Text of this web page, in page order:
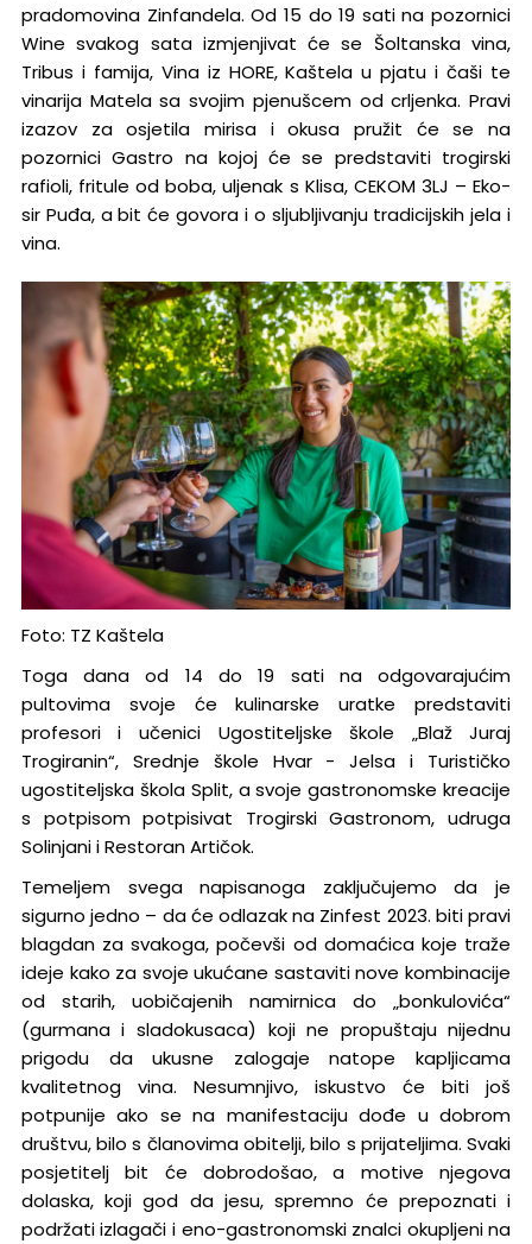
pradomovina Zinfandela. Od 15 do 19 sati na pozornici
Wine svakog sata izmjenjivat će se Šoltanska vina,
Tribus i famija, Vina iz HORE, Kaštela u pjatu i čaši te
vinarija Matela sa svojim pjenušcem od crljenka. Pravi
izazov za osjetila mirisa i okusa pružit će se na
pozornici Gastro na kojoj će se predstaviti trogirski
rafioli, fritule od boba, uljenak s Klisa, CEKOM 3LJ – Eko-
sir Puđa, a bit će govora i o sljubljivanju tradicijskih jela i
vina.
Foto: TZ Kaštela
Toga dana od 14 do 19 sati na odgovarajućim
pultovima svoje će kulinarske uratke predstaviti
profesori i učenici Ugostiteljske škole „Blaž Juraj
Trogiranin“, Srednje škole Hvar - Jelsa i Turističko
ugostiteljska škola Split, a svoje gastronomske kreacije
s potpisom potpisivat Trogirski Gastronom, udruga
Solinjani i Restoran Artičok.
Temeljem svega napisanoga zaključujemo da je
sigurno jedno – da će odlazak na Zinfest 2023. biti pravi
blagdan za svakoga, počevši od domaćica koje traže
ideje kako za svoje ukućane sastaviti nove kombinacije
od starih, uobičajenih namirnica do „bonkulovića“
(gurmana i sladokusaca) koji ne propuštaju nijednu
prigodu da ukusne zalogaje natope kapljicama
kvalitetnog vina. Nesumnjivo, iskustvo će biti još
potpunije ako se na manifestaciju dođe u dobrom
društvu, bilo s članovima obitelji, bilo s prijateljima. Svaki
posjetitelj bit će dobrodošao, a motive njegova
dolaska, koji god da jesu, spremno će prepoznati i
podržati izlagači i eno-gastronomski znalci okupljeni na